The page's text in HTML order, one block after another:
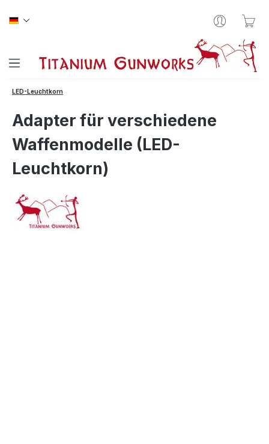
LED-Leuchtkorn
Adapter für verschiedene
Waffenmodelle (LED-
Leuchtkorn)